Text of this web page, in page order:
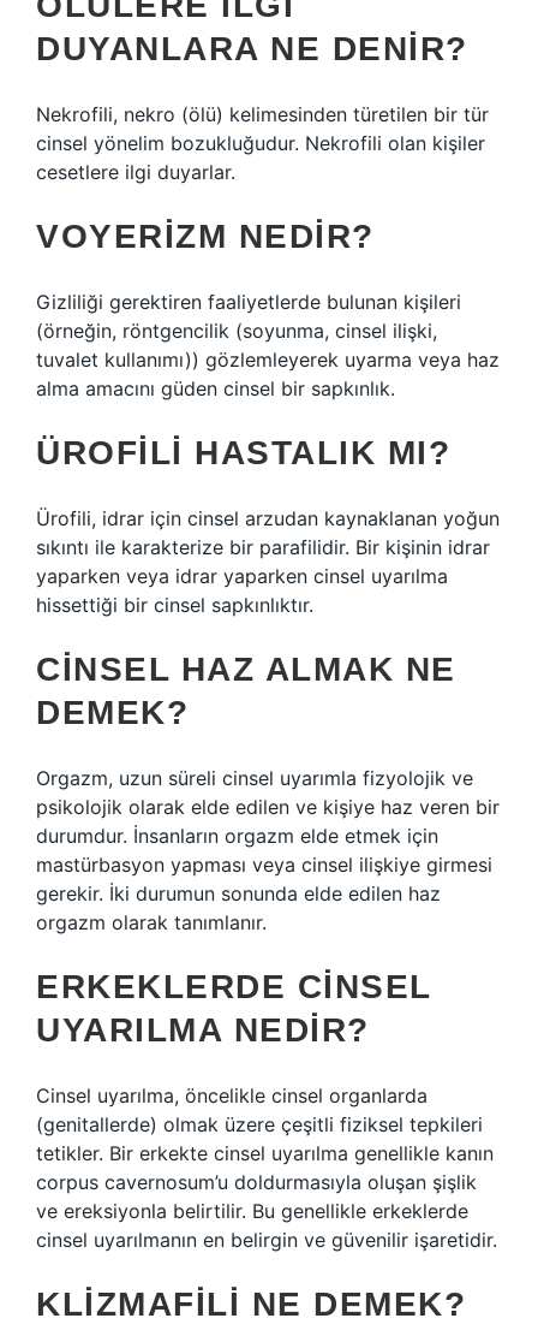
DUYANLARA NE DENIR?
Nekrofili, nekro (ölü) kelimesinden türetilen bir tür
cinsel yönelim bozukluğudur. Nekrofili olan kişiler
cesetlere ilgi duyarlar.
VOYERIZM NEDIR?
Gizliliği gerektiren faaliyetlerde bulunan kişileri
(örneğin, röntgencilik (soyunma, cinsel ilişki,
tuvalet kullanımı)) gözlemleyerek uyarma veya haz
alma amacını güden cinsel bir sapkınlık.
ÜROFILI HASTALIK MI?
Ürofili, idrar için cinsel arzudan kaynaklanan yoğun
sıkıntı ile karakterize bir parafilidir. Bir kişinin idrar
yaparken veya idrar yaparken cinsel uyarılma
hissettiği bir cinsel sapkınlıktır.
CINSEL HAZ ALMAK NE
DEMEK?
Orgazm, uzun süreli cinsel uyarımla fizyolojik ve
psikolojik olarak elde edilen ve kişiye haz veren bir
durumdur. İnsanların orgazm elde etmek için
mastürbasyon yapması veya cinsel ilişkiye girmesi
gerekir. İki durumun sonunda elde edilen haz
orgazm olarak tanımlanır.
ERKEKLERDE CINSEL
UYARILMA NEDIR?
Cinsel uyarılma, öncelikle cinsel organlarda
(genitallerde) olmak üzere çeşitli fiziksel tepkileri
tetikler. Bir erkekte cinsel uyarılma genellikle kanın
corpus cavernosum’u doldurmasıyla oluşan şişlik
ve ereksiyonla belirtilir. Bu genellikle erkeklerde
cinsel uyarılmanın en belirgin ve güvenilir işaretidir.
KLIZMAFILI NE DEMEK?